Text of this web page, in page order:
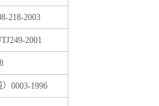
218-2003
2001
0003-1996